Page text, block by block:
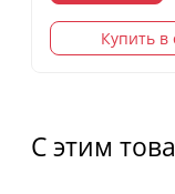
Купить в
С этим